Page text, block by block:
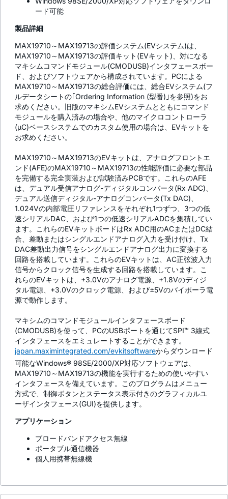
ード可能
製品詳細
MAX19710～MAX19713の評価システム(EVシステム)は、
MAX19710～MAX19713の評価キット(EVキット)、対になる
マキシムコマンドモジュール(CMODUSB)インタフェースボー
ド、およびソフトウェアから構成されています。PCによる
MAX19710～MAX19713の総合評価には、総合EVシステム(フ
ルデータシートの｢Ordering Information (型番)｣を参照)をお
求めください。旧版のマキシムEVシステムとともにコマンド
モジュールを購入済みの場合や、他のマイクロコントローラ
(µC)ベースシステムでのカスタム使用の場合は、EVキットを
お求めください。
MAX19710～MAX19713のEVキットは、アナログフロントエ
ンド(AFE)のMAX19710～MAX19713の性能評価に必要な部品
を完備する完全実装および試験済みPCBです。これらのAFE
は、デュアル受信アナログ-ディジタルコンバータ(Rx ADC)、
デュアル送信ディジタル-アナログコンバータ(Tx DAC)、
1.024Vの内部電圧リファレンスをそれぞれ1つずつ、3つの低
速シリアルDAC、および1つの低速シリアルADCを集積してい
ます。これらのEVキットボードはRx ADC用のACまたはDC結
合、差動またはシングルエンドアナログ入力を受け付け、Tx
DAC差動出力信号をシングルエンドアナログ出力に変換する
回路を搭載しています。これらのEVキットは、AC正弦波入力
信号からクロック信号を生成する回路を搭載しています。こ
れらのEVキットは、+3.0Vのアナログ電源、+1.8Vのディジ
タル電源、+3.0Vのクロック電源、および±5Vのバイポーラ電
源で動作します。
マキシムのコマンドモジュールインタフェースボード
(CMODUSB)を使って、PCのUSBポートを通じてSPI™ 3線式
インタフェースをエミュレートすることができます。
japan.maximintegrated.com/evkitsoftwareからダウンロード
可能なWindows® 98SE/2000/XP対応ソフトウェアは、
MAX19710～MAX19713の機能を実行するための使いやすい
インタフェースを備えています。このプログラムはメニュー
方式で、制御ボタンとステータス表示付きのグラフィカルユ
ーザインタフェース(GUI)を提供します。
アプリケーション
ブロードバンドアクセス無線
ポータブル通信機器
個人用携帯無線機